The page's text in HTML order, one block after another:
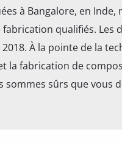
à Bangalore, en
qualifiés. Les
: 2018. À la pointe de
la fabrication de
sommes sûrs que